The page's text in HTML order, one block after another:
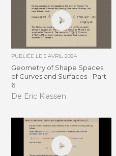
PUBLIÉE LE5 AVRIL 2024
Geometry of Shape Spaces
of Curves and Surfaces - Part
6
De Eric Klassen